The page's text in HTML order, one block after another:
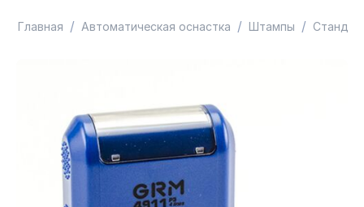
Главная / Автоматическая оснастка / Штампы /